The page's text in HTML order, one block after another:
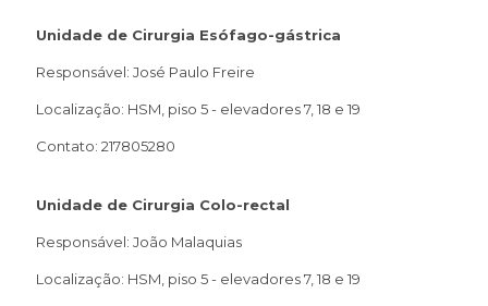
Unidade de Cirurgia Esófago-gástrica
Responsável: José Paulo Freire
Localização: HSM, piso 5 - elevadores 7, 18 e 19
Contato: 217805280
Unidade de Cirurgia Colo-rectal
Responsável: João Malaquias
Localização: HSM, piso 5 - elevadores 7, 18 e 19